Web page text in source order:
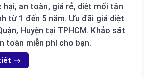
hại, an toàn, giá rẻ, diệt mối tận
từ 1 đến 5 năm. Ưu đãi giá diệt
Huyện tại TPHCM. Khảo sát
toàn miễn phí cho bạn.
→